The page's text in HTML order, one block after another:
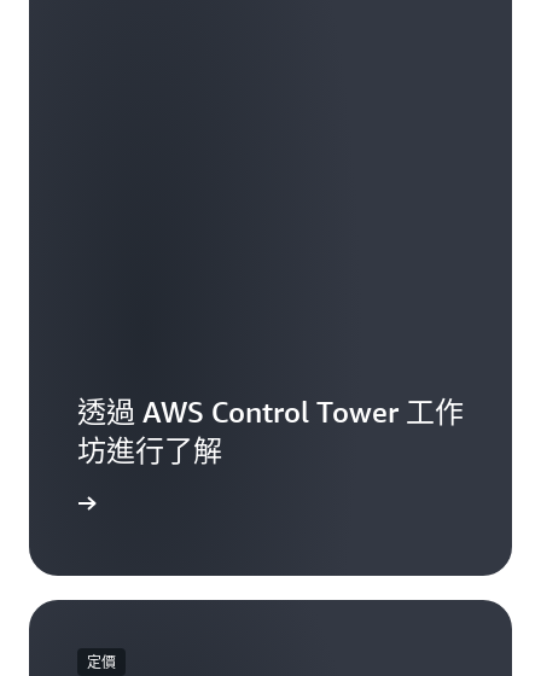
透過 AWS Control Tower 工作
坊進行了解
定價